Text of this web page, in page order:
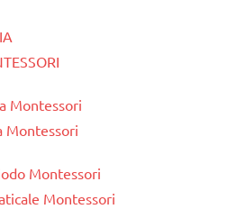
Montessori
Montessori
Montessori
Montessori